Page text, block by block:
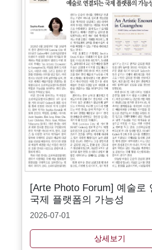
[Arte Photo Forum] 예술로
국제 플랫폼의 가능성
2026-07-01
상세보기